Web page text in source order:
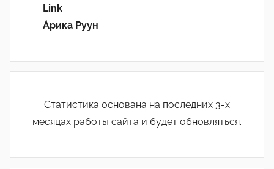
Link
Áрика Руун
Статистика основана на последних 3-х
месяцах работы сайта и будет обновляться.